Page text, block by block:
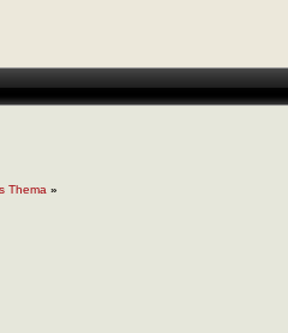
Thema »